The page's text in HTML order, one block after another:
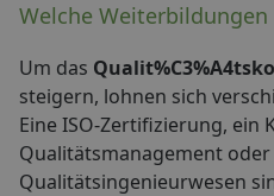
Welche Weiterbildungen
Um das
steigern, lohnen sich
Eine ISO-Zertifizierung, ein
Qualitätsmanagement
Qualitätsingenieurwesen